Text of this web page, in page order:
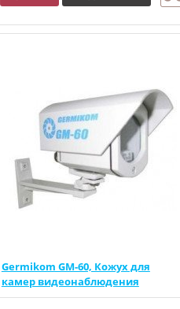
Germikom GM-60, Кожух для
камер видеонаблюдения